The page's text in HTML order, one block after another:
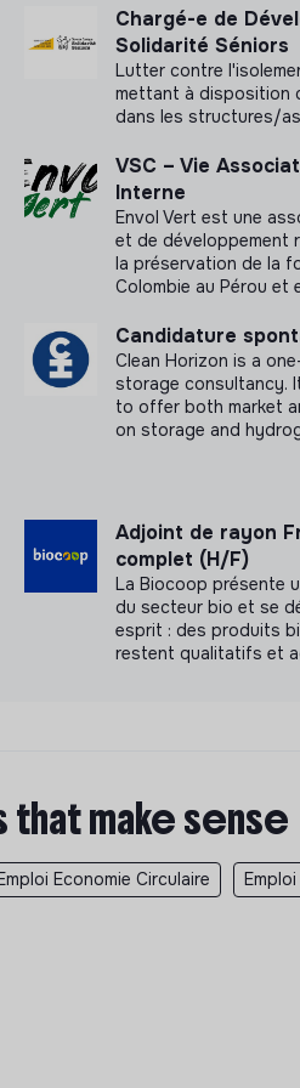
Chargé-e de
Solidarité Séniors
Lutter contre
mettant à disposition
dans les structures/
VSC – Vie
Interne
Envol Vert est une
et de développement
la préservation de la
Colombie au Pérou et
Candidature
Clean Horizon is a
storage consultancy.
to offer both market
on storage and
Adjoint de rayon
complet (H/F)
La Biocoop présente
du secteur bio et se
esprit : des produits
restent qualitatifs et
make sense
Economie Circulaire